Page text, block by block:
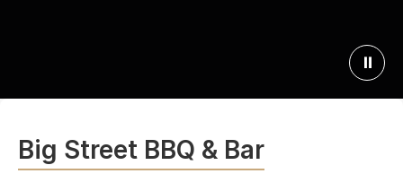
⏸
Big Street BBQ & Bar